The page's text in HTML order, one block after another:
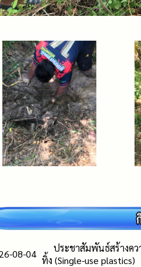
08-04
ประชาสัมพันธ์สร้างค
ทิ้ง (Single-use plastics)